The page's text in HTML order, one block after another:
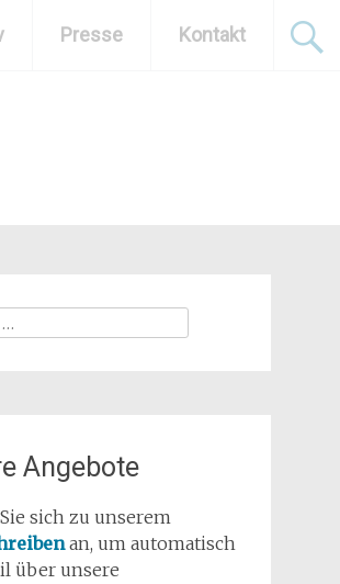
Presse Kontakt
Angebote
sich zu unserem
an, um automatisch
über unsere